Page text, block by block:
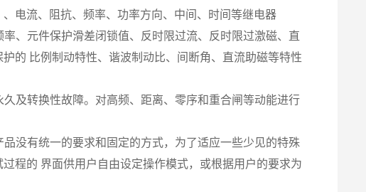
电流、阻抗、频率、功率方向、中间、时间等继电器
、元件保护滑差闭锁值、反时限过流、反时限过激磁、直
的 比例制动特性、谐波制动比、间断角、直流助磁等特性
及转换性故障。对高频、距离、零序和重合闸等动能进行
没有统一的要求和固定的方式，为了适应一些少见的特殊
程的 界面供用户自由设定操作模式，或根据用户的要求为